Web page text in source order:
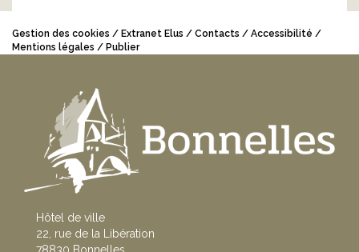
Gestion des cookies Extranet Elus Contacts
Accessibilité
Mentions légales
Publier
Hôtel de ville
22, rue de la Libération